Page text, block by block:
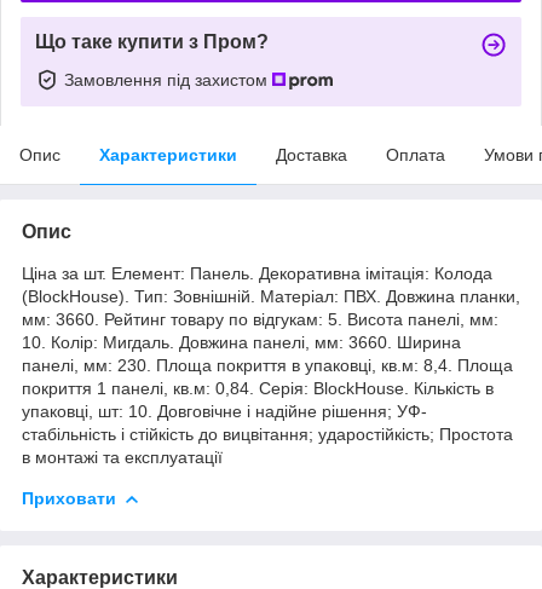
Що таке купити з Пром?
Замовлення під захистом
Опис Характеристики Доставка Оплата Умови
Опис
Ціна за шт. Елемент: Панель. Декоративна імітація: Колода
(BlockHouse). Тип: Зовнішній. Матеріал: ПВХ. Довжина планки,
мм: 3660. Рейтинг товару по відгукам: 5. Висота панелі, мм:
10. Колір: Мигдаль. Довжина панелі, мм: 3660. Ширина
панелі, мм: 230. Площа покриття в упаковці, кв.м: 8,4. Площа
покриття 1 панелі, кв.м: 0,84. Серія: BlockHouse. Кількість в
упаковці, шт: 10. Довговічне і надійне рішення; УФ-
стабільність і стійкість до вицвітання; ударостійкість; Простота
в монтажі та експлуатації
Приховати
Характеристики